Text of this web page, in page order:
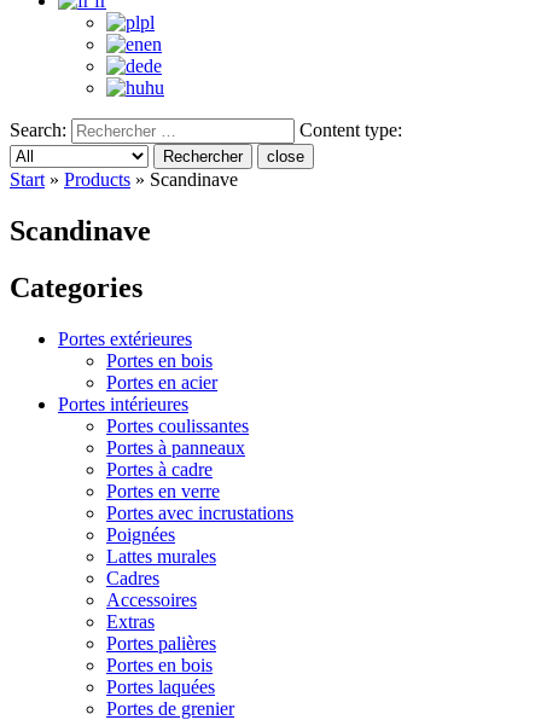
pl
en
de
hu
Search: Content type:
Rechercher close
Start » Products » Scandinave
Scandinave
Categories
Portes extérieures
Portes en bois
Portes en acier
Portes intérieures
Portes coulissantes
Portes à panneaux
Portes à cadre
Portes en verre
Portes avec incrustations
Poignées
Lattes murales
Cadres
Accessoires
Extras
Portes palières
Portes en bois
Portes laquées
Portes de grenier